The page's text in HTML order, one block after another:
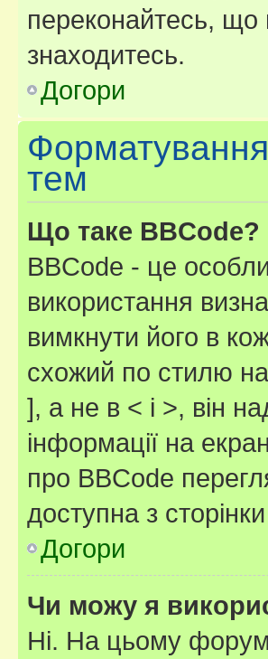
переконайтесь,
знаходитесь.
Догори
тем
Що таке BBCode?
BBCode - це
використання
вимкнути його в
схожий по стилю
], а не в < і >, він
інформації на
про BBCode
доступна з
Догори
Чи можу я
Ні. На цьому